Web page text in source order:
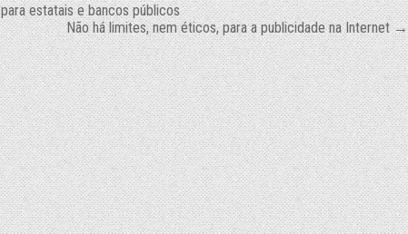
estatais e bancos públicos
Não há limites, nem éticos, para a publicidade na Internet →